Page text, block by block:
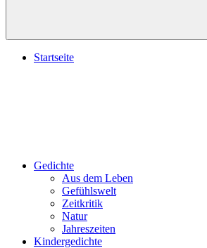
Startseite
Gedichte
Aus dem Leben
Gefühlswelt
Zeitkritik
Natur
Jahreszeiten
Kindergedichte